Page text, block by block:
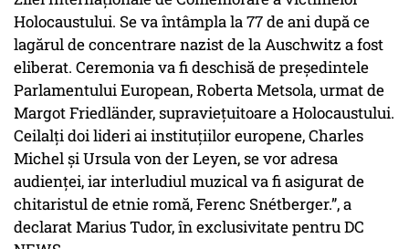
Holocaustului. Se va întâmpla la 77 de ani după ce
lagărul de concentrare nazist de la Auschwitz a fost
eliberat. Ceremonia va fi deschisă de președintele
Parlamentului European, Roberta Metsola, urmat de
Margot Friedländer, supraviețuitoare a Holocaustului.
Ceilalți doi lideri ai instituțiilor europene, Charles
Michel și Ursula von der Leyen, se vor adresa
audienței, iar interludiul muzical va fi asigurat de
chitaristul de etnie romă, Ferenc Snétberger.”, a
declarat Marius Tudor, în exclusivitate pentru DC